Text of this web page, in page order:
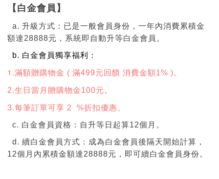
【白金會員】
a. 升級方式：已是一般會員身份，一年內消費累積金
額達28888元，系統即自動升等白金會員。
b. 白金會員獨享福利：
1.滿額贈購物金 ( 滿499元回饋 消費金額1% )。
2.生日當月贈購物金100元。
3.每筆訂單可享 2 %折扣優惠。
c. 白金會員資格：自升等日起算12個月。
d. 續白金會員方式：成為白金會員後隔天開始計算，
12個月內累積金額達28888元，即可續白金會員身份。